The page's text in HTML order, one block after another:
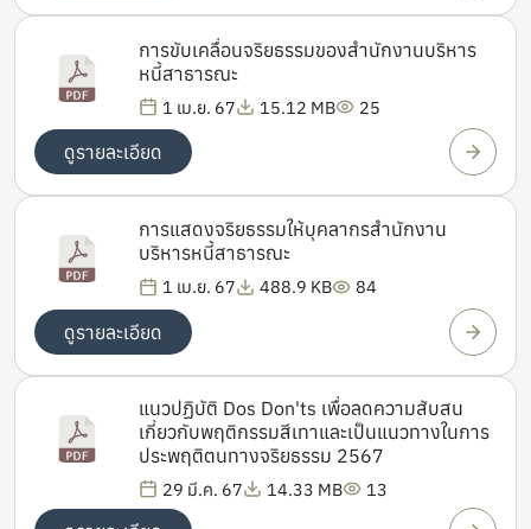
การขับเคลื่อนจริยธรรมของสำนักงานบริหาร
หนี้สาธารณะ
1 เม.ย. 67 15.12 MB 25
ดูรายละเอียด
การแสดงจริยธรรมให้บุคลากรสำนักงาน
บริหารหนี้สาธารณะ
1 เม.ย. 67 488.9 KB 84
ดูรายละเอียด
แนวปฏิบัติ Dos Don'ts เพื่อลดความสับสน
เกี่ยวกับพฤติกรรมสีเทาและเป็นแนวทางในการ
ประพฤติตนทางจริยธรรม 2567
29 มี.ค. 67 14.33 MB 13